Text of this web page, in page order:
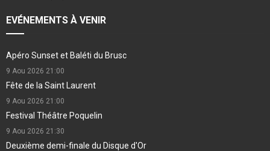
EVÉNEMENTS À VENIR
Apéro Sunset et Baléti du Brusc
9 Aou 2026 21:00
Fête de la Saint Laurent
9 Aou 2026 21:00
Festival Théâtre Poquelin
9 Aou 2026 21:30
Deuxième demi-finale du Disque d'Or